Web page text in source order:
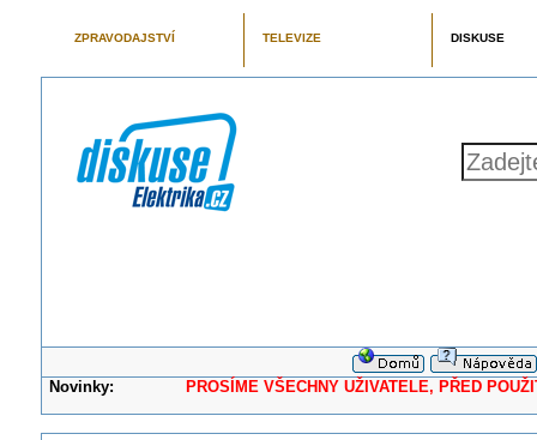
ZPRAVODAJSTVÍ TELEVIZE DISKUSE
Novinky: PROSÍME VŠECHNY UŽIVATELE, PŘED